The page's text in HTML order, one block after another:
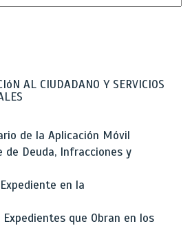
AL CIUDADANO Y SERVICIOS
de la Aplicación Móvil
de Deuda, Infracciones y
en la
que Obran en los